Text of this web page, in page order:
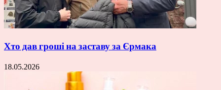
Хто дав гроші на заставу за Єрмака
18.05.2026